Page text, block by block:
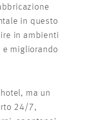
in questo
in ambienti
migliorando
ma un
24/7,